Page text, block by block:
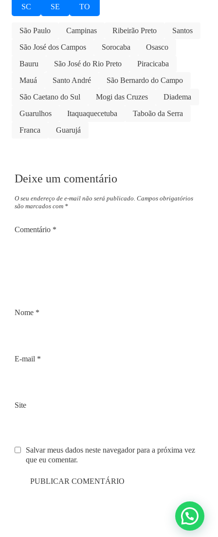
SC SE TO
São Paulo Campinas Ribeirão Preto
Santos
São José dos Campos
Sorocaba
Osasco
Bauru
São José do Rio Preto
Piracicaba
Mauá
Santo André
São Bernardo do Campo
São Caetano do Sul
Mogi das Cruzes
Diadema
Guarulhos
Itaquaquecetuba
Taboão da Serra
Franca
Guarujá
Deixe um comentário
O seu endereço de e-mail não será publicado. Campos obrigatórios
são marcados com *
Comentário *
Nome *
E-mail *
Site
Salvar meus dados neste navegador para a próxima vez
que eu comentar.